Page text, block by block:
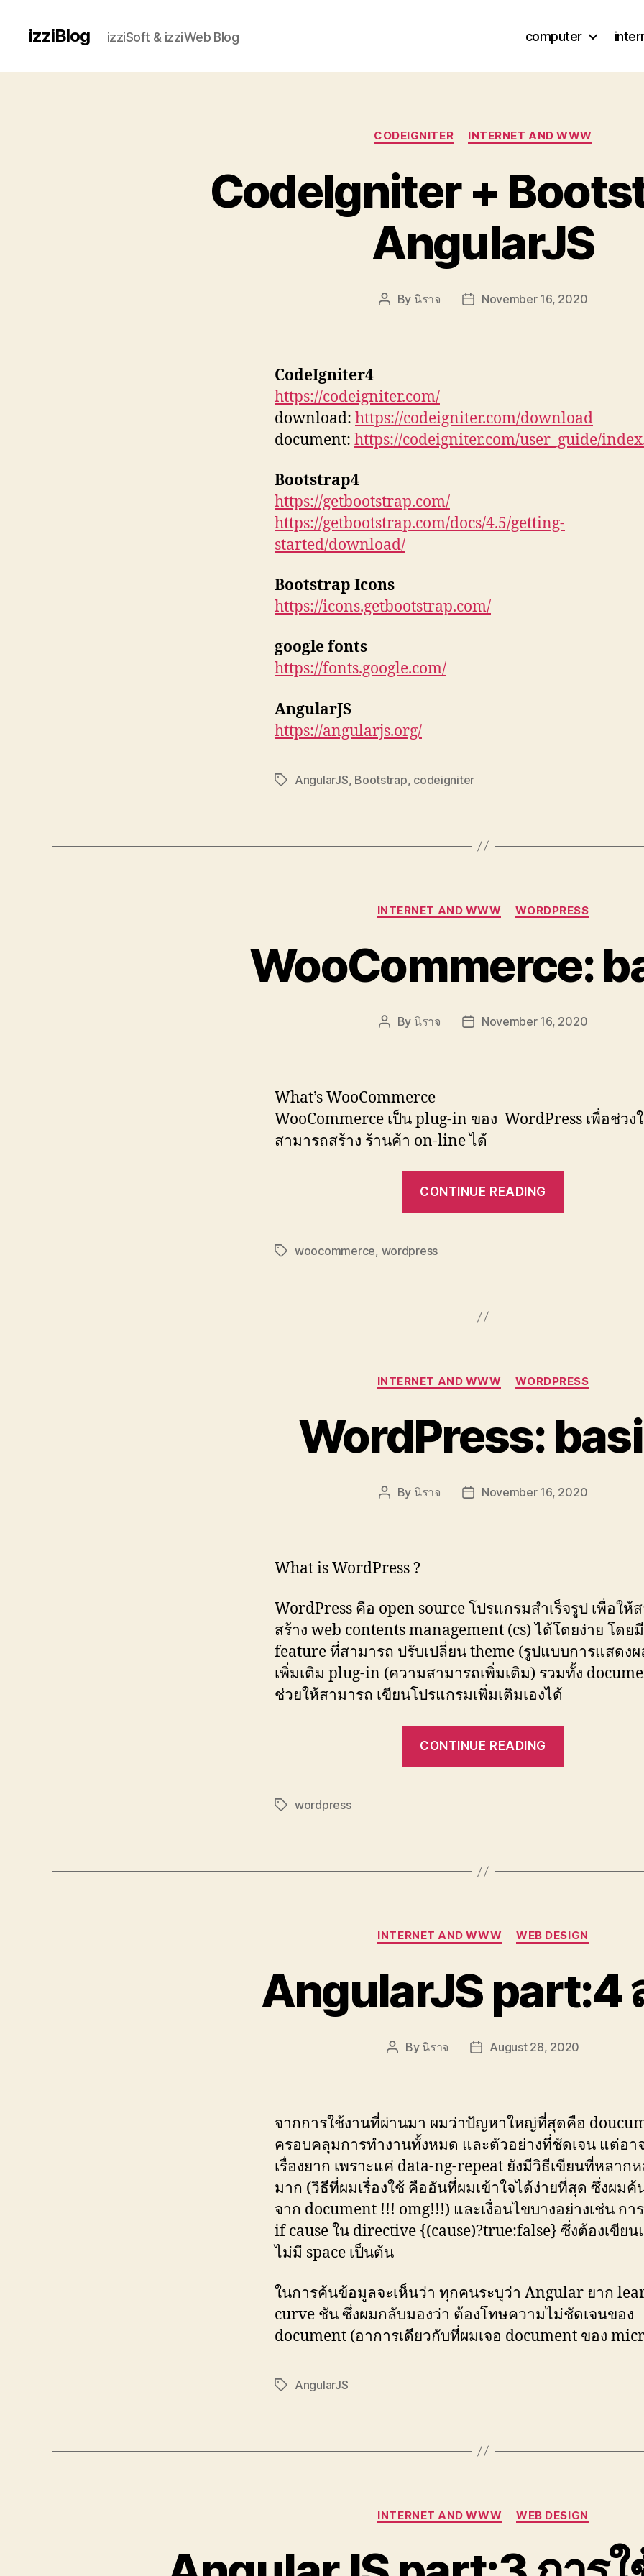
izziBlog izziSoft & izziWeb Blog computer
Categories
CODEIGNITER INTERNET AND WWW
CodeIgniter +
AngularJS
Post
By นิราจ
PostNovember 16, 2020
CodeIgniter4
https://codeigniter.com/
download: https://codeigniter.com/download
document: https://codeigniter.com/user_guide/
Bootstrap4
https://getbootstrap.com/
https://getbootstrap.com/docs/4.5/getting-
started/download/
Bootstrap Icons
https://icons.getbootstrap.com/
google fonts
https://fonts.google.com/
AngularJS
https://angularjs.org/
TagsAngularJS, Bootstrap, codeigniter
Categories
INTERNET AND WWW WORDPRESS
WooCommerce:
Post
By นิราจ
PostNovember 16, 2020
What’s WooCommerce
WooCommerce เป็น plug-in ของ WordPress เพื่อช่วง
สามารถสร้าง ร้านค้า on-line ได้
CONTINUE READING
Tagswoocommerce, wordpress
Categories
INTERNET AND WWW WORDPRESS
WordPress:
Post
By นิราจ
PostNovember 16, 2020
What is WordPress ?
WordPress คือ open source โปรแกรมสำเร็จรูป เพื่อให้
สร้าง web contents management (cs) ได้โดยง่าย โดยมี
feature ที่สามารถ ปรับเปลี่ยน theme (รูปแบบการแสดง
เพิ่มเติม plug-in (ความสามารถเพิ่มเติม) รวมทั้ง
ช่วยให้สามารถ เขียนโปรแกรมเพิ่มเติมเองได้
CONTINUE READING
Tagswordpress
Categories
INTERNET AND WWW WEB DESIGN
AngularJS part:4
Post
By นิราจ
PostAugust 28, 2020
จากการใช้งานที่ผ่านมา ผมว่าปัญหาใหญ่ที่สุดคือ
ครอบคลุมการทำงานทั้งหมด และตัวอย่างที่ชัดเจน แต่อา
เรื่องยาก เพราะแค่ data-ng-repeat ยังมีวิธีเขียนที่หลาก
มาก (วิธีที่ผมเรื่องใช้ คืออันที่ผมเข้าใจได้ง่ายที่สุด ซึ่งผมค้
จาก document !!! omg!!!) และเงื่อนไขบางอย่างเช่น กา
if cause ใน directive {(cause)?true:false} ซึ่งต้องเขีย
ไม่มี space เป็นต้น
ในการค้นข้อมูลจะเห็นว่า ทุกคนระบุว่า Angular ยาก
curve ชัน ซึ่งผมกลับมองว่า ต้องโทษความไม่ชัดเจนของ
document (อาการเดียวกับที่ผมเจอ document ของ
TagsAngularJS
Categories
INTERNET AND WWW WEB DESIGN